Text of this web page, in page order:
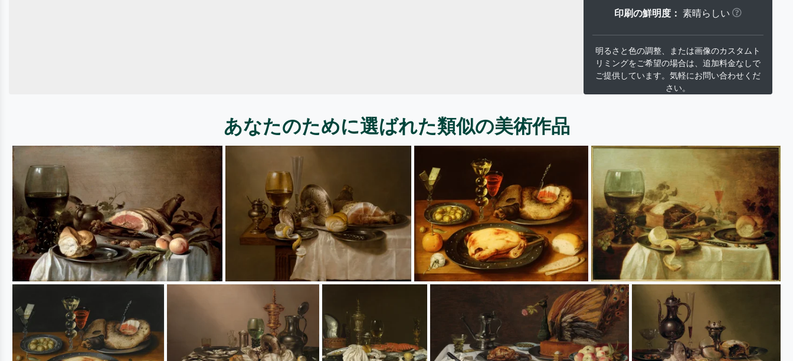
印刷の鮮明度： 素晴らしい
明るさと色の調整、または画像のカスタムト
リミングをご希望の場合は、追加料金なしで
ご提供しています。気軽にお問い合わせくだ
さい。
あなたのために選ばれた類似の美術作品